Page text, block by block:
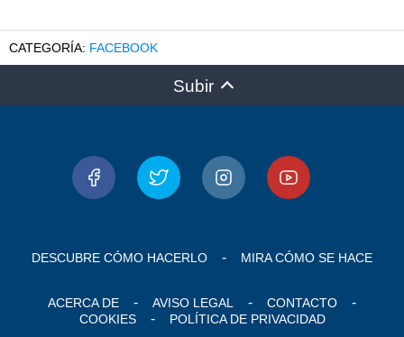
FACEBOOK
Subir
DESCUBRE CÓMO HACERLO MIRA CÓMO SE HACE
ACERCA DE AVISO LEGAL
CONTACTO
COOKIES
POLÍTICA DE PRIVACIDAD